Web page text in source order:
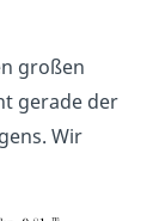
großen
gerade der
Wir